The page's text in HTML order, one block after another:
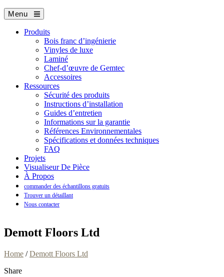
Menu
Produits
Bois franc d’ingénierie
Vinyles de luxe
Laminé
Chef-d’œuvre de Gemtec
Accessoires
Ressources
Sécurité des produits
Instructions d’installation
Guides d’entretien
Informations sur la garantie
Références Environnementales
Spécifications et données techniques
FAQ
Projets
Visualiseur De Pièce
À Propos
commander des échantillons gratuits
Trouver un détaillant
Nous contacter
Demott Floors Ltd
Home /Demott Floors Ltd
Share